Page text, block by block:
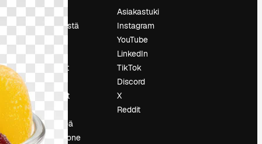
Tietoja meistä
Urat
Hakutrendit
Blogi
Tapahtumat
Slidesgo
Myy sisältöä
Lehdistöhuone
Asiakastuki
Instagram
YouTube
LinkedIn
TikTok
Discord
X
Reddit